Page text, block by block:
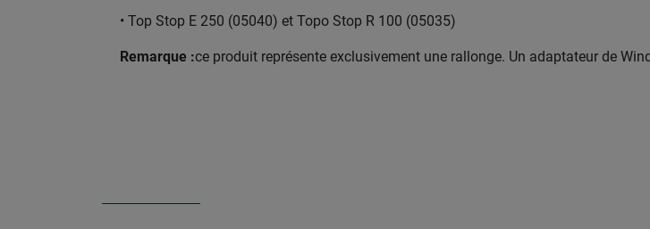
• Top Stop E 250 (05040) et Topo Stop R 100 (05035)
Remarque :ce produit représente exclusivement une rallonge. Un adaptateur de